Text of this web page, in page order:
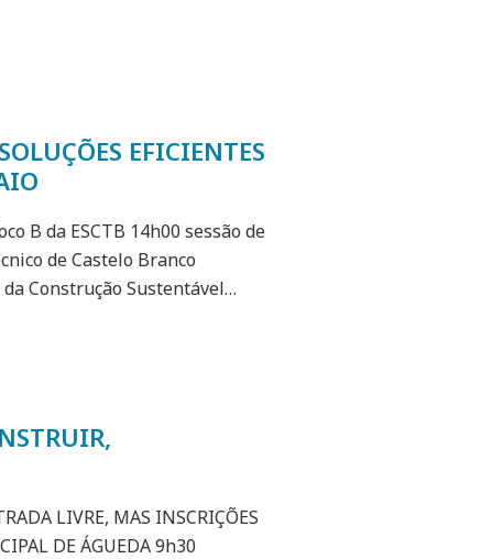
EFICIENTES
B da ESCTB 14h00 sessão de
de Castelo Branco
Construção Sustentável…
LIVRE, MAS INSCRIÇÕES
DE ÁGUEDA 9h30